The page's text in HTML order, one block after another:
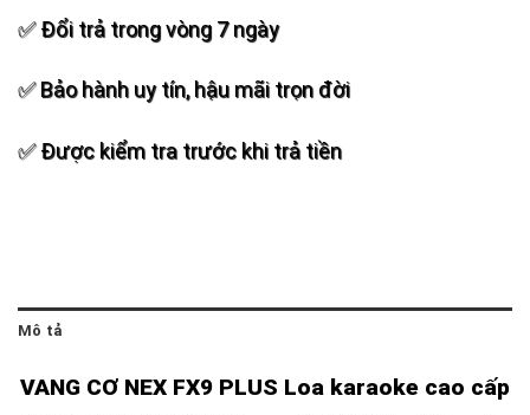
✅ Đổi trả trong vòng 7 ngày
✅ Bảo hành uy tín, hậu mãi trọn đời
✅ Được kiểm tra trước khi trả tiền
Mô tả
VANG CƠ NEX FX9 PLUS Loa karaoke cao cấp